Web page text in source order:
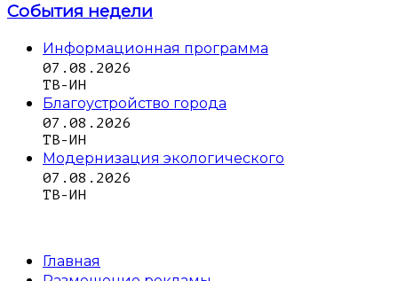
События недели
Информационная программа
07.08.2026
ТВ-ИН
Благоустройство города
07.08.2026
ТВ-ИН
Модернизация экологического
07.08.2026
ТВ-ИН
Главная